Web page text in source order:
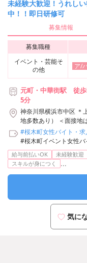
未経験大歓迎！うれし
中！！即日研修可
募集情報
募集職種
イベント・芸能そ
の他
ア/
元町・中華街駅 徒
5分
神奈川県横浜市中区 ＊
地多数あり） ＜面接地はこちら＞ 株式会社オリエンタル警備 横浜支社
神奈川県横浜市神奈川
セス：「横浜駅」西口
元町・中華街駅周辺エ
#桜木町女性バイト・求
#桜木町イベント女性バ
給与前払いOK 未経験歓迎
スキルが身につく
...
気に